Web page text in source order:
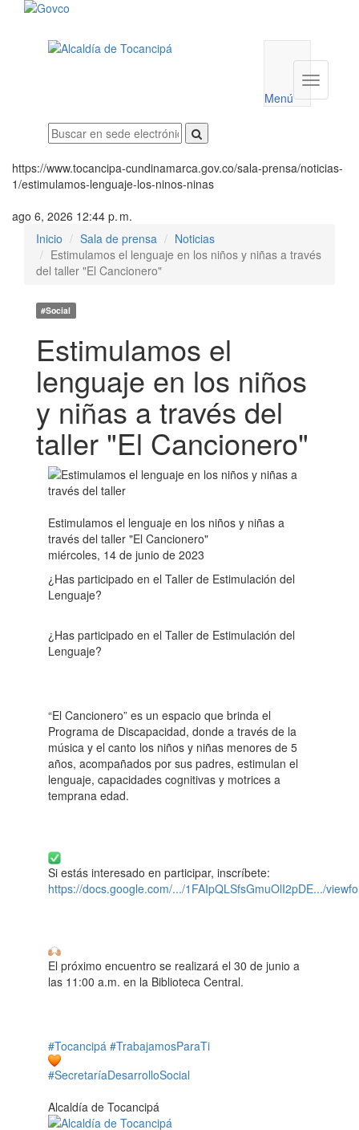
utilidades
Menú
Menú
https://www.tocancipa-cundinamarca.gov.co/sala-prensa/noticias-
1/estimulamos-lenguaje-los-ninos-ninas
ago 6, 2026 12:44 p. m.
Inicio
Sala de prensa
Noticias
Estimulamos el lenguaje en los niños y niñas a través
del taller "El Cancionero"
#Social
Estimulamos el
lenguaje en los niños
y niñas a través del
taller "El Cancionero"
Estimulamos el lenguaje en los niños y niñas a
través del taller "El Cancionero"
miércoles, 14 de junio de 2023
¿Has participado en el Taller de Estimulación del
Lenguaje?
¿Has participado en el Taller de Estimulación del
Lenguaje?
“El Cancionero” es un espacio que brinda el
Programa de Discapacidad, donde a través de la
música y el canto los niños y niñas menores de 5
años, acompañados por sus padres, estimulan el
lenguaje, capacidades cognitivas y motrices a
temprana edad.
Si estás interesado en participar, inscríbete:
https://docs.google.com/.../1FAIpQLSfsGmuOlI2pDE.../
El próximo encuentro se realizará el 30 de junio a
las 11:00 a.m. en la Biblioteca Central.
#Tocancipá #TrabajamosParaTi
#SecretaríaDesarrolloSocial
Alcaldía de Tocancipá